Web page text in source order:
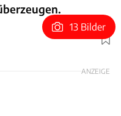
Foto: Archiv
13 Bilder
ANZEIGE